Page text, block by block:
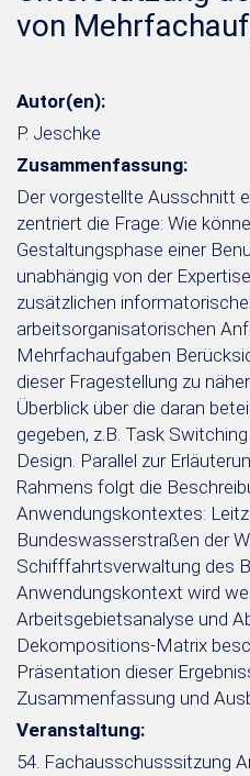
von
Autor(en):
P. Jeschke
Zusammenfassung:
Der vorgestellte Ausschnitt
zentriert die Frage: Wie
Gestaltungsphase einer
unabhängig von der
zusätzlichen
arbeitsorganisatorischen
Mehrfachaufgaben
dieser Fragestellung zu
Überblick über die daran
gegeben, z.B. Task
Design. Parallel zur
Rahmens folgt die
Anwendungskontextes:
Bundeswasserstraßen der
Schifffahrtsverwaltung des
Anwendungskontext wird
Arbeitsgebietsanalyse und
Dekompositions-Matrix
Präsentation dieser
Zusammenfassung und
Veranstaltung:
54. Fachausschusssitzung